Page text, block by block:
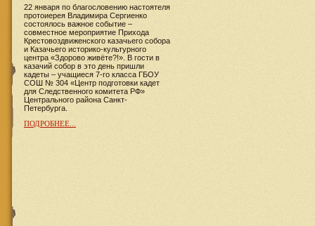
22 января по благословению настоятеля
протоиерея Владимира Сергиенко
состоялось важное событие –
совместное мероприятие Прихода
Крестовоздвиженского казачьего собора
и Казачьего историко-культурного
центра «Здорово живёте?!». В гости в
казачий собор в это день пришли
кадеты – учащиеся 7-го класса ГБОУ
СОШ № 304 «Центр подготовки кадет
для Следственного комитета РФ»
Центрального района Санкт-
Петербурга.
ПОДРОБНЕЕ...